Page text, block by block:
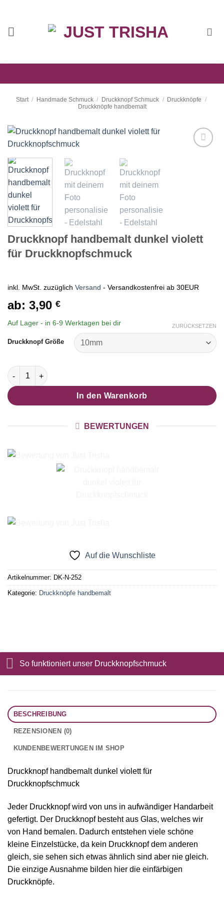
springen
Start / Handmade Schmuck / Druckknopf Schmuck / Druckknöpfe /
Druckknöpfe handbemalt
Druckknopf handbemalt dunkel violett
für Druckknopfschmuck
inkl. MwSt. zuzüglich Versand - Versandkostenfrei ab 30EUR
ab: 3,90 €
Auf Lager - in 6-9 Werktagen bei dir
Druckknopf Größe
ZURÜCKSETZEN
Druckknopf handbemalt dunkel violett für Druckknopfschmuck
In den Warenkorb
BEWERTUNGEN
Auf die Wunschliste
Artikelnummer: DK-N-252
Kategorie: Druckknöpfe handbemalt
So funktioniert unser Druckknopfschmuck
BESCHREIBUNG
REZENSIONEN (0)
KUNDENBEWERTUNGEN IM SHOP
Druckknopf handbemalt dunkel violett für
Druckknopfschmuck
Jeder Druckknopf wird von uns in aufwändiger Handarbeit
gefertigt. Der Druckknopf besteht aus Glas, welches wir
von Hand bemalen. Dadurch entstehen viele schöne
kleine Einzelstücke, da kein Druckknopf dem anderen
gleich, sie sehen sich etwas ähnlich sind aber nie gleich.
Die einzige Ausnahme bilden hier die einfärbigen
Druckknöpfe.